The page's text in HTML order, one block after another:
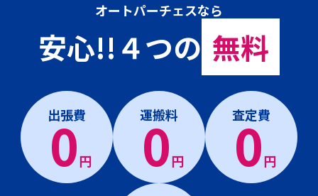
オートパーチェスなら
安心!!４つの 無料
出張費
0円
運搬料
0円
査定費
0円